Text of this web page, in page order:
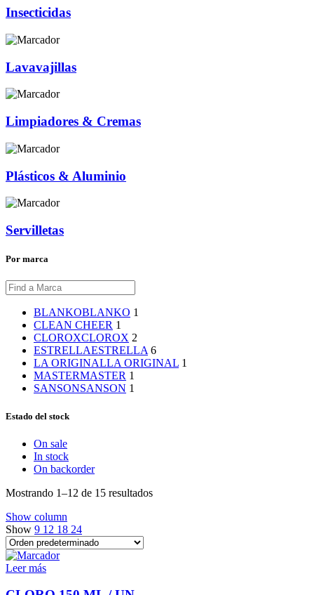
Insecticidas
Lavavajillas
Limpiadores & Cremas
Plásticos & Aluminio
Servilletas
Por marca
BLANKOBLANKO 1
CLEAN CHEER 1
CLOROXCLOROX 2
ESTRELLAESTRELLA 6
LA ORIGINALLA ORIGINAL 1
MASTERMASTER 1
SANSONSANSON 1
Estado del stock
On sale
In stock
On backorder
Mostrando 1–12 de 15 resultados
Show column
Show 9 12 18 24
Leer más